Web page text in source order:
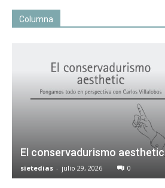
Columna
El conservadurismo aesthetic
sietedias - julio 29, 2026 0